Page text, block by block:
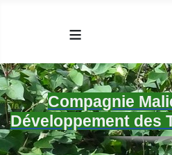
≡
Compagnie
Développement des